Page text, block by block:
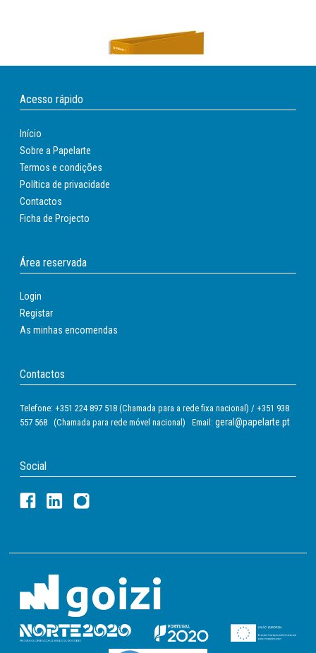
Pasta Arquivo Cor Lisa Ambar L/l Din Amarelo -
30pm - 80 Mm
101601270013
Stock:
Disponível no imediato
Preço disponível após
Acesso rápido
Início
Sobre a Papelarte
Termos e condições
Política de privacidade
Contactos
Ficha de Projecto
Área reservada
Login
Registar
As minhas encomendas
Contactos
Telefone: +351 224 897 518 (Chamada para a rede fixa nacional) / +351 938
557 568 (Chamada para rede móvel nacional) Email: geral@papelarte.pt
Social